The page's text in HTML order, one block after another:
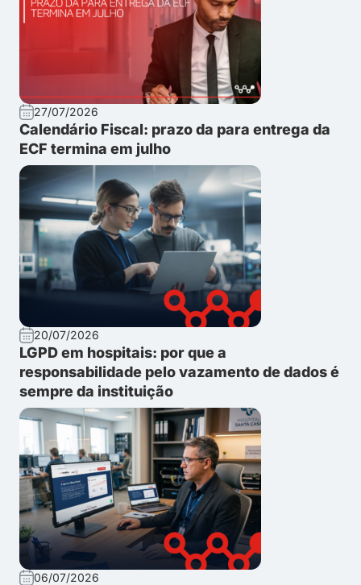
27/07/2026
Calendário Fiscal: prazo da para entrega da
ECF termina em julho
20/07/2026
LGPD em hospitais: por que a
responsabilidade pelo vazamento de dados é
sempre da instituição
06/07/2026